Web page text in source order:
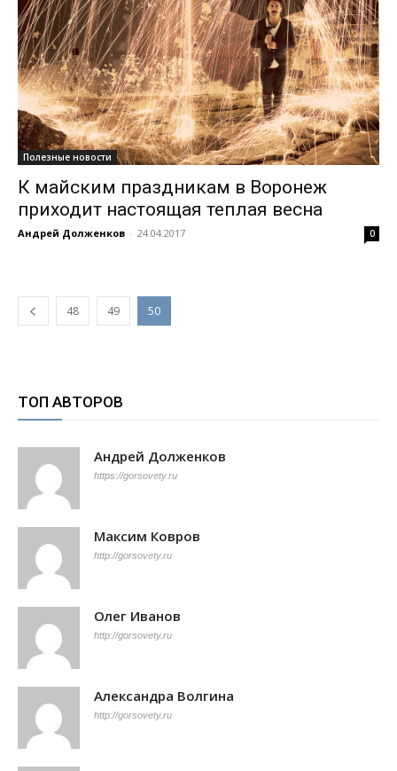
Полезные новости
К майским праздникам в Воронеж
приходит настоящая теплая весна
Андрей Долженков - 24.04.2017 0
48 49 50
ТОП АВТОРОВ
Андрей Долженков
https://gorsovety.ru
Максим Ковров
http://gorsovety.ru
Олег Иванов
http://gorsovety.ru
Александра Волгина
http://gorsovety.ru